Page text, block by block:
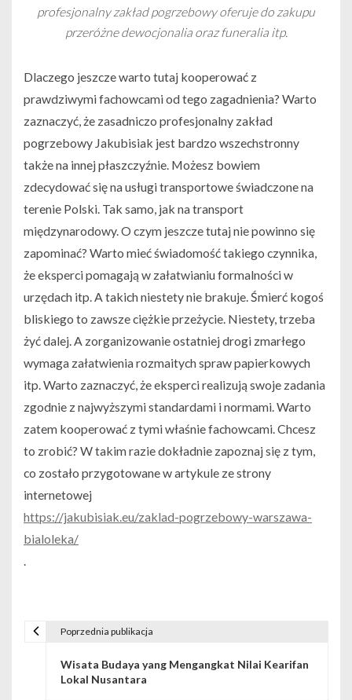
profesjonalny zakład pogrzebowy oferuje do zakupu
przeróżne dewocjonalia oraz funeralia itp.
Dlaczego jeszcze warto tutaj kooperować z
prawdziwymi fachowcami od tego zagadnienia? Warto
zaznaczyć, że zasadniczo profesjonalny zakład
pogrzebowy Jakubisiak jest bardzo wszechstronny
także na innej płaszczyźnie. Możesz bowiem
zdecydować się na usługi transportowe świadczone na
terenie Polski. Tak samo, jak na transport
międzynarodowy. O czym jeszcze tutaj nie powinno się
zapominać? Warto mieć świadomość takiego czynnika,
że eksperci pomagają w załatwianiu formalności w
urzędach itp. A takich niestety nie brakuje. Śmierć kogoś
bliskiego to zawsze ciężkie przeżycie. Niestety, trzeba
żyć dalej. A zorganizowanie ostatniej drogi zmarłego
wymaga załatwienia rozmaitych spraw papierkowych
itp. Warto zaznaczyć, że eksperci realizują swoje zadania
zgodnie z najwyższymi standardami i normami. Warto
zatem kooperować z tymi właśnie fachowcami. Chcesz
to zrobić? W takim razie dokładnie zapoznaj się z tym,
co zostało przygotowane w artykule ze strony
internetowej
https://jakubisiak.eu/zaklad-pogrzebowy-warszawa-
bialoleka/
.
Poprzednia publikacja
Wisata Budaya yang Mengangkat Nilai Kearifan
Lokal Nusantara